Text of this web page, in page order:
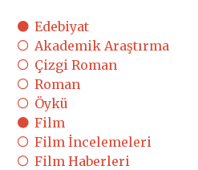
Edebiyat
Akademik Araştırma
Çizgi Roman
Roman
Öykü
Film
Film İncelemeleri
Film Haberleri